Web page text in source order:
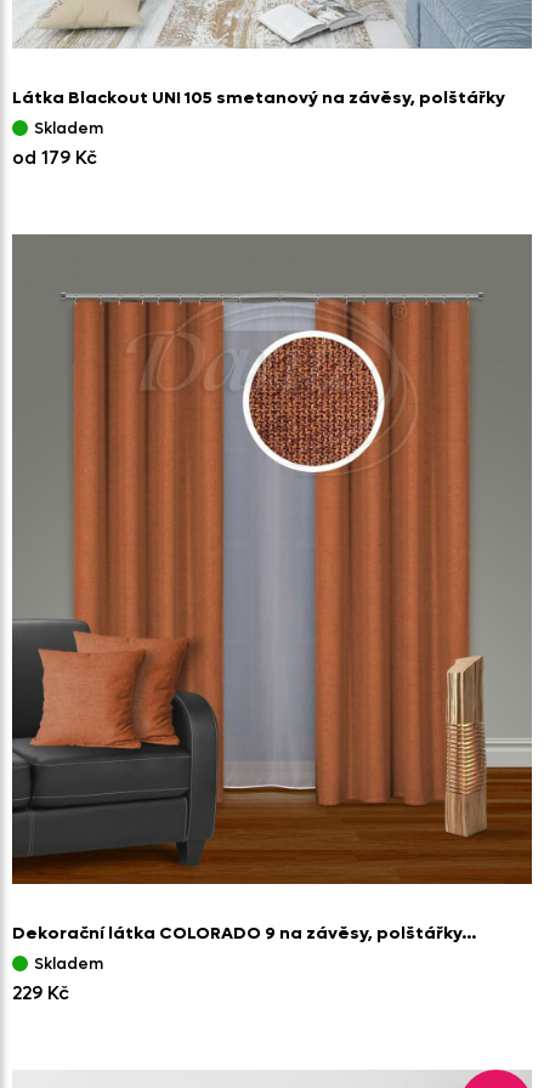
Látka Blackout UNI 105 smetanový na závěsy, polštářky
Skladem
od 179 Kč
Dekorační látka COLORADO 9 na závěsy, polštářky…
Skladem
229 Kč